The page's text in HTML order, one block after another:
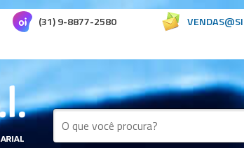
(31) 9-8877-2580